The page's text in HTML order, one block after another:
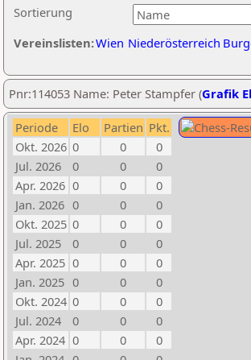
Sortierung
Vereinslisten:Wien Niederösterreich
Pnr:114053 Name: Peter Stampfer (Grafik
Periode Elo Partien Pkt.
Okt. 2026 0 0
0
Jul. 2026
0 0
0
Apr. 2026 0 0
0
Jan. 2026 0 0
0
Okt. 2025 0 0
0
Jul. 2025
0 0
0
Apr. 2025 0 0
0
Jan. 2025 0 0
0
Okt. 2024 0 0
0
Jul. 2024
0 0
0
Apr. 2024 0 0
0